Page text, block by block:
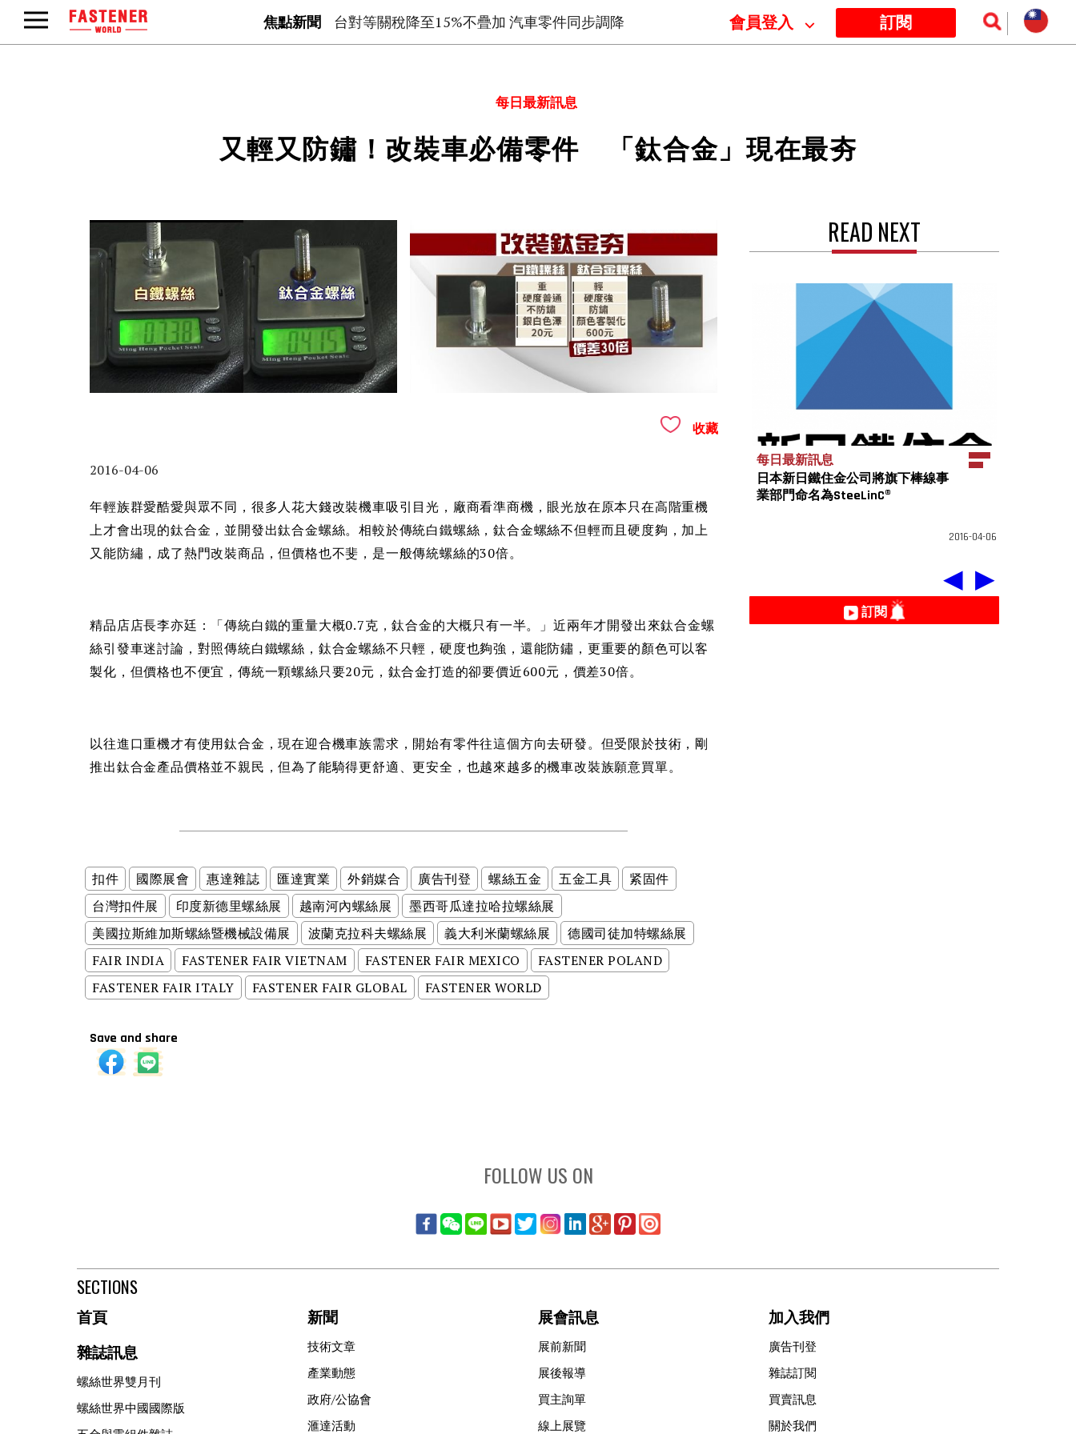
焦點新聞 台對等關稅降至15%不疊加 汽車零件同步調降 會員登入 ⌵ 訂閱
每日最新訊息
又輕又防鏽！改裝車必備零件 「鈦合金」現在最夯
收藏
2016-04-06
年輕族群愛酷愛與眾不同，很多人花大錢改裝機車吸引目光，廠商看準商機，眼光放在原本只在高階重機
上才會出現的鈦合金，並開發出鈦合金螺絲。相較於傳統白鐵螺絲，鈦合金螺絲不但輕而且硬度夠，加上
又能防繡，成了熱門改裝商品，但價格也不斐，是一般傳統螺絲的30倍。
精品店店長李亦廷：「傳統白鐵的重量大概0.7克，鈦合金的大概只有一半。」近兩年才開發出來鈦合金螺
絲引發車迷討論，對照傳統白鐵螺絲，鈦合金螺絲不只輕，硬度也夠強，還能防鏽，更重要的顏色可以客
製化，但價格也不便宜，傳統一顆螺絲只要20元，鈦合金打造的卻要價近600元，價差30倍。
以往進口重機才有使用鈦合金，現在迎合機車族需求，開始有零件往這個方向去研發。但受限於技術，剛
推出鈦合金產品價格並不親民，但為了能騎得更舒適、更安全，也越來越多的機車改裝族願意買單。
扣件 國際展會 惠達雜誌 匯達實業 外銷媒合 廣告刊登 螺絲五金 五金工具
紧固件
台灣扣件展
印度新德里螺絲展 越南河內螺絲展
墨西哥瓜達拉哈拉螺絲展
美國拉斯維加斯螺絲暨機械設備展
波蘭克拉科夫螺絲展 義大利米蘭螺絲展
德國司徒加特螺絲展
FAIR INDIA
FASTENER FAIR VIETNAM FASTENER FAIR MEXICO
FASTENER POLAND
FASTENER FAIR ITALY
FASTENER FAIR GLOBAL FASTENER WORLD
Save and share
READ NEXT
每日最新訊息
日本新日鐵住金公司將旗下棒線事
業部門命名為SteeLinC®
2016-04-06
◀ ▶
訂閱
FOLLOW US ON
SECTIONS
首頁
雜誌訊息
螺絲世界雙月刊
螺絲世界中國國際版
新聞
技術文章
產業動態
政府/公協會
滙達活動
展會訊息
展前新聞
展後報導
買主詢單
線上展覽
加入我們
廣告刊登
雜誌訂閱
買賣訊息
關於我們